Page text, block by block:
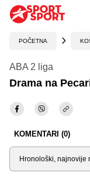
POČETNA
ABA 2 liga
Drama na
KOMENTARI (0)
Sortiraj